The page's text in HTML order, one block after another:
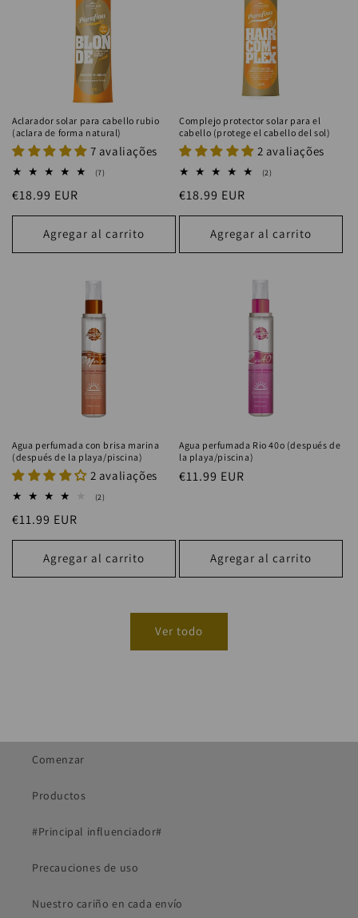
Aclarador solar para cabello rubio
(aclara de forma natural)
7 avaliações
(7)
Precio
habitual
€18.99 EUR
Agregar al carrito
Complejo protector solar para el
cabello (protege el cabello del sol)
2 avaliações
(2)
Precio
habitual
€18.99 EUR
Agregar al carrito
Agua perfumada con brisa marina
(después de la playa/piscina)
2 avaliações
(2)
Precio
habitual
€11.99 EUR
Agregar al carrito
Agua perfumada Rio 40o (después de
la playa/piscina)
Precio
€11.99 EUR
Agregar al carrito
Ver todo
Comenzar
Productos
#Principal influenciador#
Precauciones de uso
Nuestro cariño en cada envío